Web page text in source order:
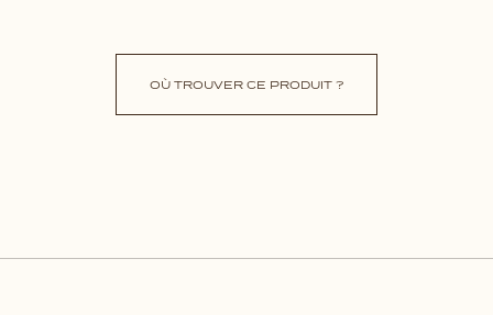
OÙ TROUVER CE PRODUIT ?